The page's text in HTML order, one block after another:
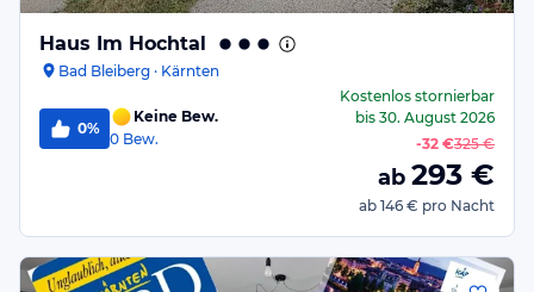
Haus Im Hochtal
Bad Bleiberg · Kärnten
0%
Keine Bew.
0 Bew.
Kostenlos stornierbar
bis 30. August 2026
-32 €325 €
ab 293 €
ab 146 € pro Nacht